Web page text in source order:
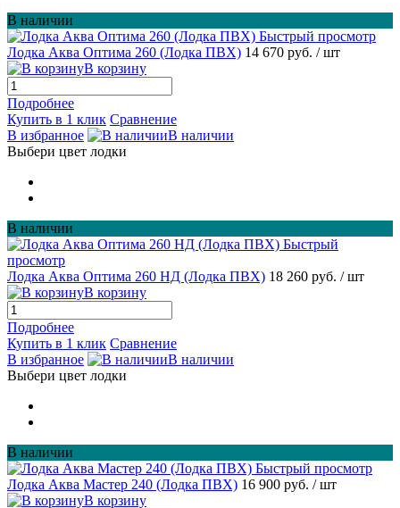
В наличии
Быстрый просмотр
Лодка Аква Оптима 260 (Лодка ПВХ) 14 670 руб. / шт
В корзину
Подробнее
Купить в 1 клик Сравнение
В избранное
В наличии
Выбери цвет лодки
В наличии
Быстрый
просмотр
Лодка Аква Оптима 260 НД (Лодка ПВХ) 18 260 руб. / шт
В корзину
Подробнее
Купить в 1 клик Сравнение
В избранное
В наличии
Выбери цвет лодки
В наличии
Быстрый просмотр
Лодка Аква Мастер 240 (Лодка ПВХ) 16 900 руб. / шт
В корзину